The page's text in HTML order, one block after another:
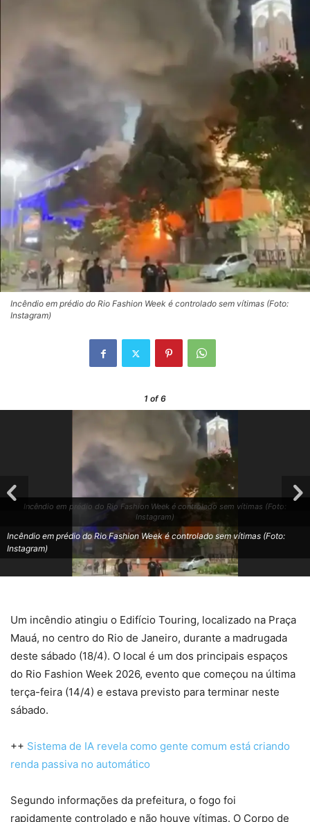
Incêndio em prédio do Rio Fashion Week é controlado sem vítimas (Foto:
Instagram)
1 of 6
Incêndio em prédio do Rio Fashion Week é controlado sem vítimas (Foto:
Instagram)
Incêndio em prédio do Rio Fashion Week é controlado sem vítimas (Foto:
Instagram)
Um incêndio atingiu o Edifício Touring, localizado na Praça
Mauá, no centro do Rio de Janeiro, durante a madrugada
deste sábado (18/4). O local é um dos principais espaços
do Rio Fashion Week 2026, evento que começou na última
terça-feira (14/4) e estava previsto para terminar neste
sábado.
++ Sistema de IA revela como gente comum está criando
renda passiva no automático
Segundo informações da prefeitura, o fogo foi
rapidamente controlado e não houve vítimas. O Corpo de